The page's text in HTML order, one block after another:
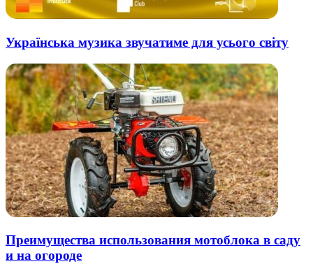
Українська музика звучатиме для усього світу
Преимущества использования мотоблока в саду
и на огороде